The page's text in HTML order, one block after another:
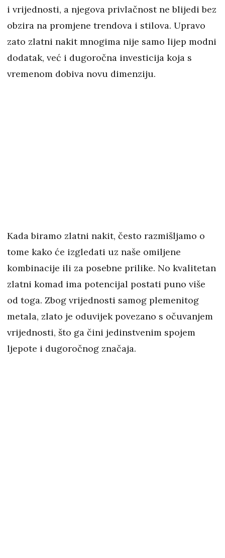
i vrijednosti, a njegova privlačnost ne blijedi bez
obzira na promjene trendova i stilova. Upravo
zato zlatni nakit mnogima nije samo lijep modni
dodatak, već i dugoročna investicija koja s
vremenom dobiva novu dimenziju.
Kada biramo zlatni nakit, često razmišljamo o
tome kako će izgledati uz naše omiljene
kombinacije ili za posebne prilike. No kvalitetan
zlatni komad ima potencijal postati puno više
od toga. Zbog vrijednosti samog plemenitog
metala, zlato je oduvijek povezano s očuvanjem
vrijednosti, što ga čini jedinstvenim spojem
ljepote i dugoročnog značaja.